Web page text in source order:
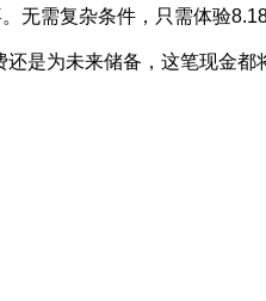
无需复杂条件，只需体验
是为未来储备，这笔现金都